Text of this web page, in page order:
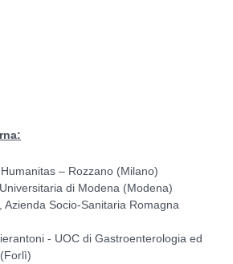
– Rozzano (Milano)
di Modena (Modena)
Azienda Socio-Sanitaria Romagna
- UOC di Gastroenterologia ed